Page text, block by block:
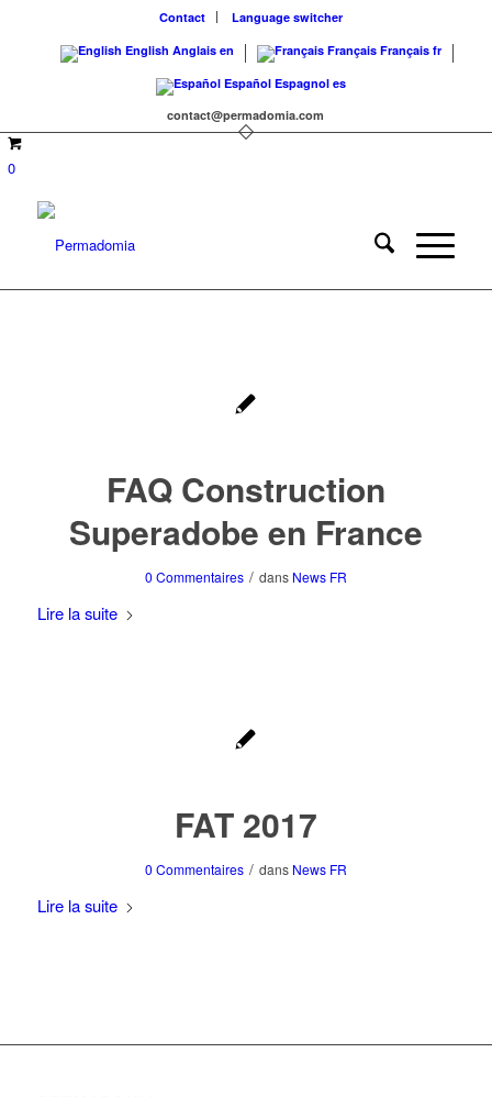
Contact
Language switcher
English Anglais en Français Français fr
Español Espagnol es
contact@permadomia.com
0
FAQ Construction
Superadobe en France
0 Commentaires / dans News FR
Lire la suite
FAT 2017
0 Commentaires / dans News FR
Lire la suite